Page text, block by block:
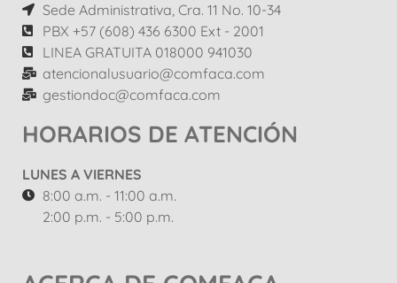
Sede Administrativa, Cra. 11 No. 10-34
PBX +57 (608) 436 6300 Ext - 2001
LINEA GRATUITA 018000 941030
atencionalusuario@comfaca.com
gestiondoc@comfaca.com
HORARIOS DE ATENCIÓN
LUNES A VIERNES
8:00 a.m. - 11:00 a.m.
2:00 p.m. - 5:00 p.m.